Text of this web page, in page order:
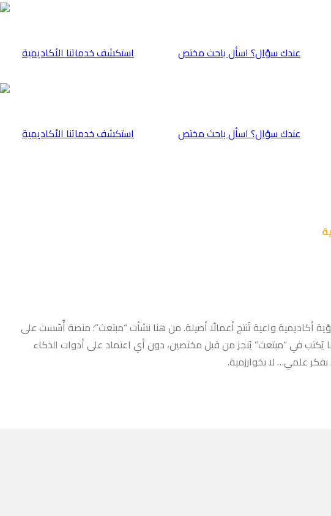
⁠استكشف خدماتنا الأكاديمية عندك سؤال؟ اسأل باحث مختص
⁠استكشف خدماتنا الأكاديمية عندك سؤال؟ اسأل باحث مختص
أكاديمية واعية تُنتج أعمالًا أصيلة. من هنا نشأت “مبتعث”؛ منصة أُسّست على
يُكتب في “مبتعث” يُنجز من قبل مختصين، دون أي اعتماد على أدوات الذكاء
علمي… لا بخوارزمية.